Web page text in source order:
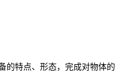
的特点、形态，完成对物体的